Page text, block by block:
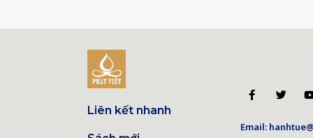
Liên kết nhanh
Email: